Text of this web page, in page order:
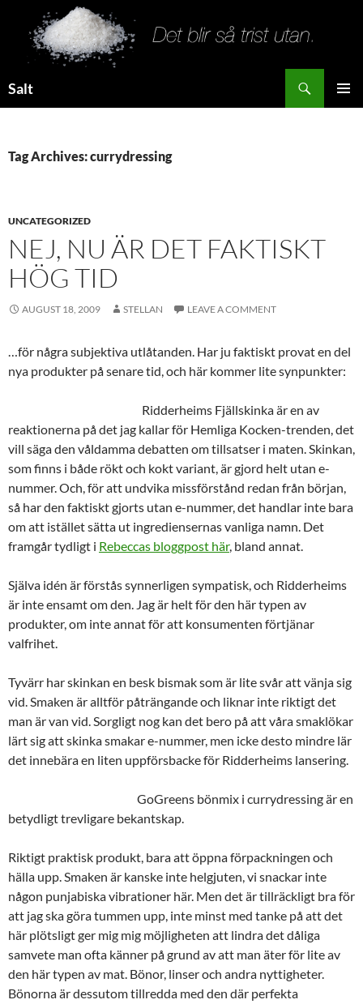
Salt
Tag Archives: currydressing
UNCATEGORIZED
NEJ, NU ÄR DET FAKTISKT
HÖG TID
AUGUST 18, 2009 STELLAN LEAVE A COMMENT
…för några subjektiva utlåtanden. Har ju faktiskt provat en del
nya produkter på senare tid, och här kommer lite synpunkter:
Ridderheims Fjällskinka är en av
reaktionerna på det jag kallar för Hemliga Kocken-trenden, det
vill säga den våldamma debatten om tillsatser i maten. Skinkan,
som finns i både rökt och kokt variant, är gjord helt utan e-
nummer. Och, för att undvika missförstånd redan från början,
så har den faktiskt gjorts utan e-nummer, det handlar inte bara
om att istället sätta ut ingrediensernas vanliga namn. Det
framgår tydligt i Rebeccas bloggpost här, bland annat.
Själva idén är förstås synnerligen sympatisk, och Ridderheims
är inte ensamt om den. Jag är helt för den här typen av
produkter, om inte annat för att konsumenten förtjänar
valfrihet.
Tyvärr har skinkan en besk bismak som är lite svår att vänja sig
vid. Smaken är alltför påträngande och liknar inte riktigt det
man är van vid. Sorgligt nog kan det bero på att våra smaklökar
lärt sig att skinka smakar e-nummer, men icke desto mindre lär
det innebära en liten uppförsbacke för Ridderheims lansering.
GoGreens bönmix i currydressing är en
betydligt trevligare bekantskap.
Riktigt praktisk produkt, bara att öppna förpackningen och
hälla upp. Smaken är kanske inte helgjuten, vi snackar inte
någon punjabiska vibrationer här. Men det är tillräckligt bra för
att jag ska göra tummen upp, inte minst med tanke på att det
här plötsligt ger mig mig möjligheten att lindra det dåliga
samvete man ofta känner på grund av att man äter för lite av
den här typen av mat. Bönor, linser och andra nyttigheter.
Bönorna är dessutom tillredda med den där perfekta